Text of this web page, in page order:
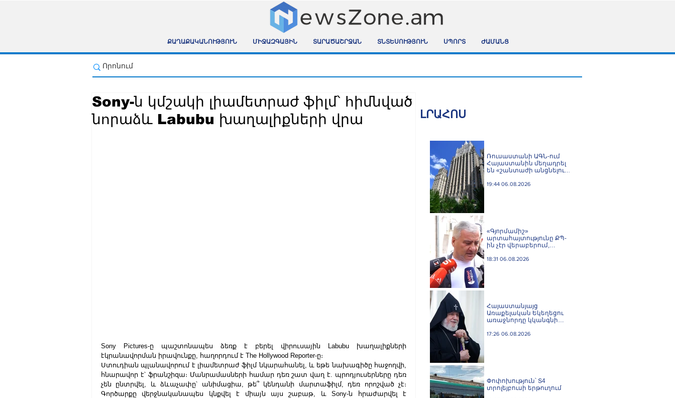
ՔԱՂԱՔԱԿԱՆՈՒԹՅՈՒՆ ՄԻՋԱԶԳԱՅԻՆ ՏԱՐԱԾԱՇՐՋԱՆ ՏՆՏԵՍՈՒԹՅՈՒՆ ՍՊՈՐՏ ԺԱՄԱՆՑ
Sony-ն կմշակի լիամետրաժ ֆիլմ՝ հիմնված
նորաձև Labubu խաղալիքների վրա
Sony Pictures-ը պաշտոնապես ձեռք է բերել վիրուսային Labubu խաղալիքների
էկրանավորման իրավունքը, հաղորդում է The Hollywood Reporter-ը։
Ստուդիան պլանավորում է լիամետրաժ ֆիլմ նկարահանել, և եթե նախագիծը հաջողվի,
հնարավոր է՝ ֆրանշիզա։ Մանրամասների համար դեռ շատ վաղ է. պրոդյուսերները դեռ
չեն ընտրվել, և ձևաչափը՝ անիմացիա, թե՞ կենդանի մարտաֆիլմ, դեռ որոշված ​​չէ։
Գործարքը վերջնականապես կնքվել է միայն այս շաբաթ, և Sony-ն հրաժարվել է
ԼՐԱՀՈՍ
Ռուսաստանի ԱԳՆ-ում
Հայաստանին մեղադրել
են «շանտաժի անցնելու
19:44 06.08.2026
«Գյnրմամիշ»
արտահայտությունը ՔՊ-
ին չէր վերաբերում,
խլnղներին էր
18:31 06.08.2026
Հայաստանյայց
Առաքելական Եկեղեցու
առաջնորդը կկանգնի
կառավարության հետ
17:26 06.08.2026
Փոփոխություն՝ Տ4
տրոլեյբուսի երթուղում